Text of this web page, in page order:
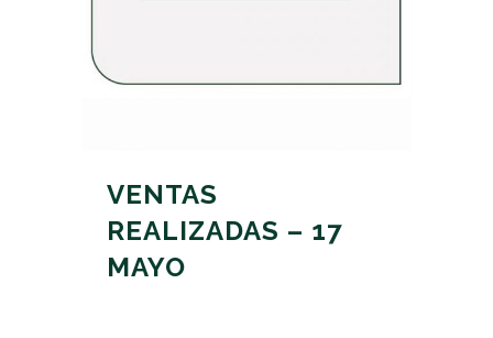
VENTAS
REALIZADAS – 17
MAYO